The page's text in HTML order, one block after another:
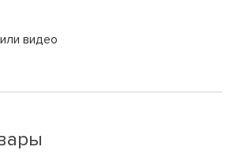
видео